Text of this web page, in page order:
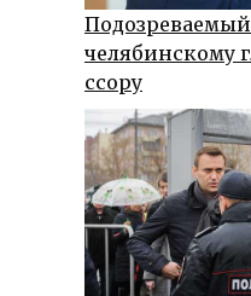
челябинскому
ссору